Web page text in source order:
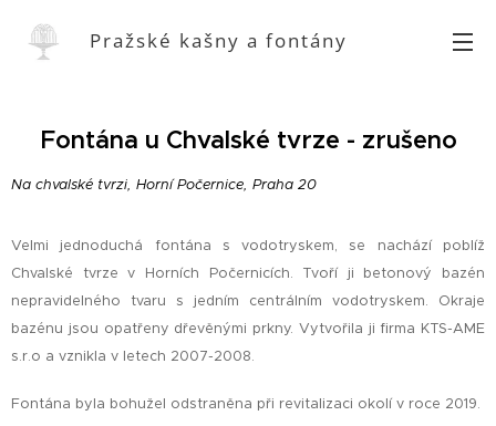
Pražské kašny a fontány
Fontána u Chvalské tvrze - zrušeno
Na chvalské tvrzi, Horní Počernice, Praha 20
Velmi jednoduchá fontána s vodotryskem, se nachází poblíž
Chvalské tvrze v Horních Počernicích. Tvoří ji betonový bazén
nepravidelného tvaru s jedním centrálním vodotryskem. Okraje
bazénu jsou opatřeny dřevěnými prkny. Vytvořila ji firma KTS-AME
s.r.o a vznikla v letech 2007-2008.
Fontána byla bohužel odstraněna při revitalizaci okolí v roce 2019.